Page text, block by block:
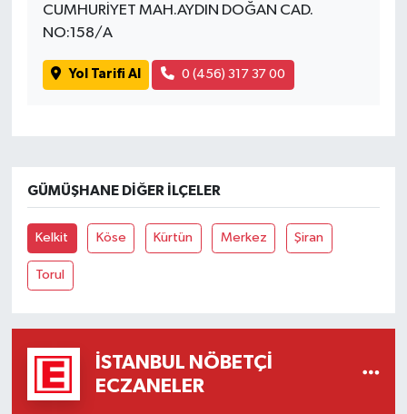
CUMHURİYET MAH.AYDIN DOĞAN CAD.
NO:158/A
Yol Tarifi Al 0 (456) 317 37 00
GÜMÜŞHANE DIĞER İLÇELER
Kelkit Köse Kürtün Merkez Şiran
Torul
İSTANBUL NÖBETÇI
ECZANELER